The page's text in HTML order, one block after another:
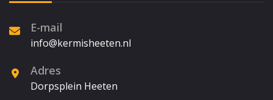
E-mail
info@kermisheeten.nl
Adres
Dorpsplein Heeten